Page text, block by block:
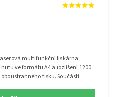
laserová multifunkční tiskárna
ve formátu A4 a rozlišení 1200
oboustranného tisku. Součástí
LAN portu. Ovládání je